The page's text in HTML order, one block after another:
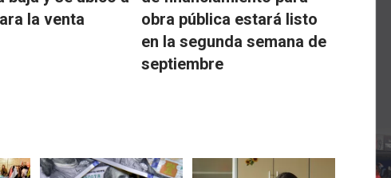
la venta
obra pública estará listo
en la segunda semana de
septiembre